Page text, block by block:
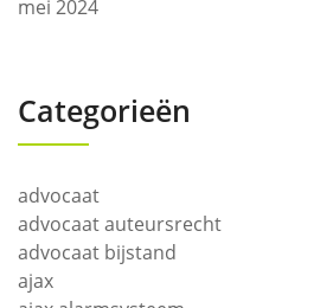
mei 2024
Categorieën
advocaat
advocaat auteursrecht
advocaat bijstand
ajax